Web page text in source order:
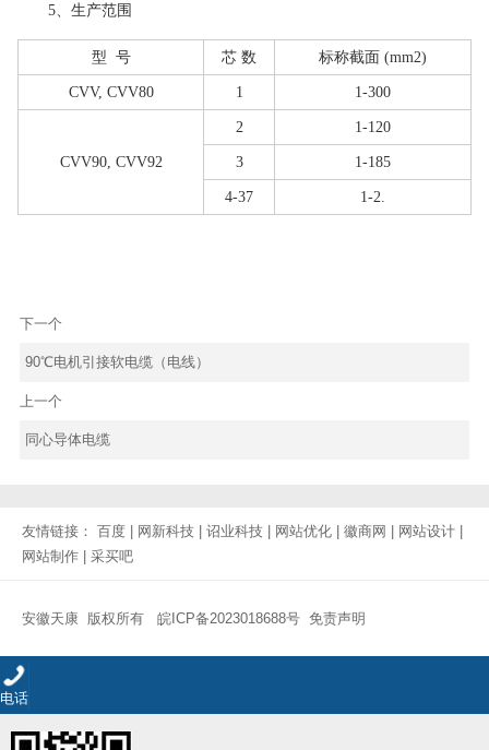
5、生产范围
型 号 芯 数 标称截面 (mm2)
CVV, CVV80 1 1-300
CVV90, CVV92
2 1-120
3 1-185
4-37 1-2.
下一个
90℃电机引接软电缆（电线）
上一个
同心导体电缆
友情链接： 百度 网新科技 诏业科技 网站优化 徽商网 网站设计
网站制作
采买吧
安徽天康 版权所有 皖ICP备2023018688号 免责声明
电话